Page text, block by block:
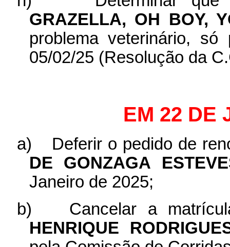
GRAZELLA, OH BOY,
problema veterinário,
05/02/25 (Resolução da
EM 22 DE
a)
Deferir o pedido de
DE GONZAGA
Janeiro de 2025;
b)
Cancelar a
HENRIQUE